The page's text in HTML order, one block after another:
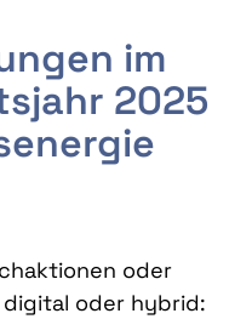
im
2025
oder
digital oder hybrid: